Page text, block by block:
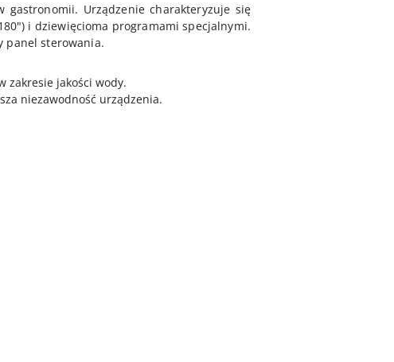
gastronomii. Urządzenie charakteryzuje się
i dziewięcioma programami specjalnymi.
panel sterowania.
zakresie jakości wody.
niezawodność urządzenia.